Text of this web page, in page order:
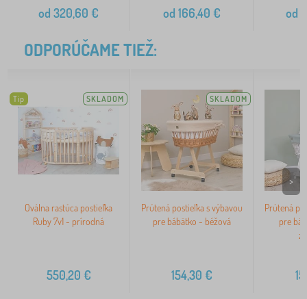
od 320,60 € od 166,40 € od
ODPORÚČAME TIEŽ:
Tip SKLADOM
Oválna rastúca postieľka
Ruby 7v1 - prírodná
550,20 €
SKLADOM
Prútená postieľka s výbavou
pre bábätko - béžová
154,30 €
Prútená
pre
>